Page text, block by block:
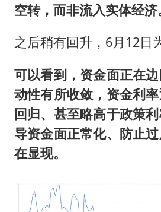
空转，而非流入实体经济
之后稍有回升，6月12日
可以看到，资金面正在
动性有所收敛，资金利
回归、甚至略高于政策
导资金面正常化、防止
在显现。